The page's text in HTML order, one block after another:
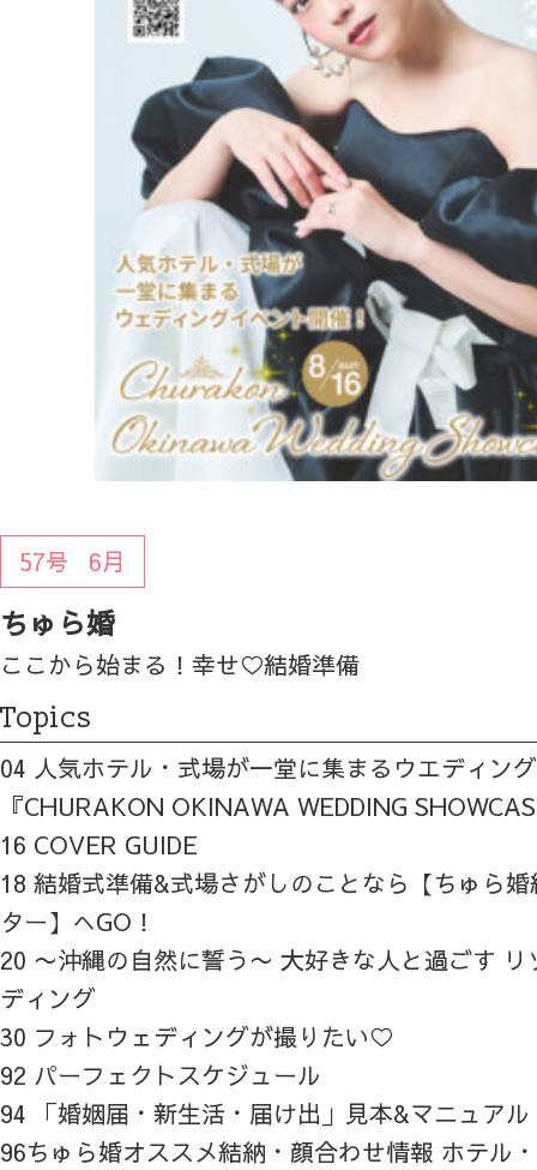
57号 6月
ちゅら婚
ここから始まる！幸せ♡結婚準備
Topics
04 人気ホテル・式場が一堂に集まるウエディン
『CHURAKON OKINAWA WEDDING
16 COVER GUIDE
18 結婚式準備&式場さがしのことなら【ちゅら
ター】へGO！
20 〜沖縄の自然に誓う〜 大好きな人と過ごす
ディング
30 フォトウェディングが撮りたい♡
92 パーフェクトスケジュール
94 「婚姻届・新生活・届け出」見本&マニュアル
96ちゅら婚オススメ結納・顔合わせ情報 ホテル